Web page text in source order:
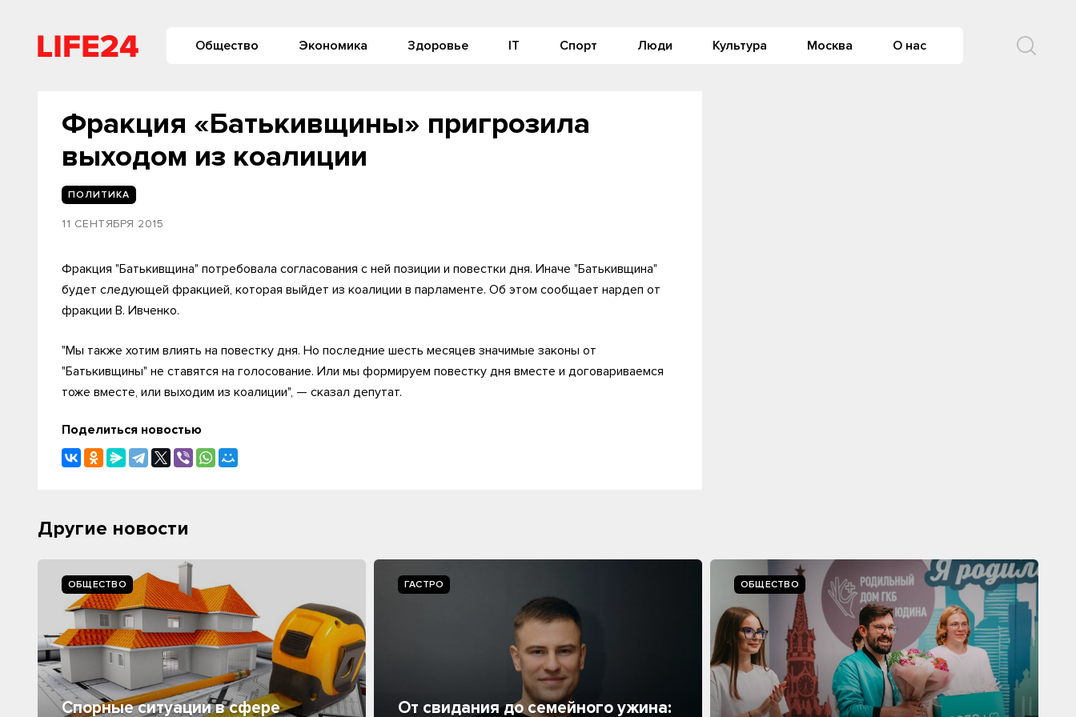
Общество Экономика Здоровье IT Спорт Люди Культура Москва О нас
Фракция «Батькивщины» пригрозила
выходом из коалиции
ПОЛИТИКА
11 СЕНТЯБРЯ 2015
Фракция "Батькивщина" потребовала согласования с ней позиции и повестки дня. Иначе "Батькивщина"
будет следующей фракцией, которая выйдет из коалиции в парламенте. Об этом сообщает нардеп от
фракции В. Ивченко.
"Мы также хотим влиять на повестку дня. Но последние шесть месяцев значимые законы от
"Батькивщины" не ставятся на голосование. Или мы формируем повестку дня вместе и договариваемся
тоже вместе, или выходим из коалиции", — сказал депутат.
Поделиться новостью
Другие новости
ОБЩЕСТВО
Спорные ситуации в сфере
ГАСТРО
От свидания до семейного ужина:
ОБЩЕСТВО